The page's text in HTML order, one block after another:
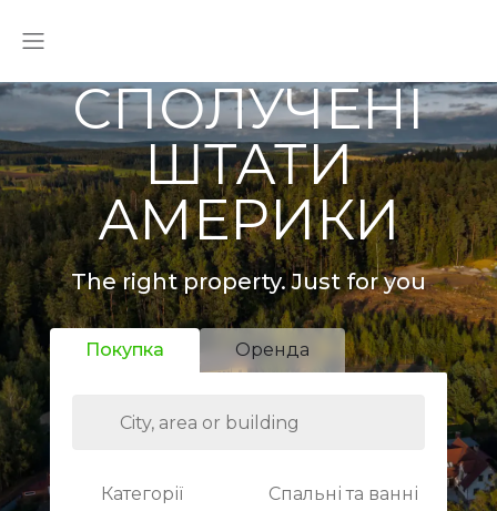
СПОЛУЧЕНІ
ШТАТИ
АМЕРИКИ
The right property. Just for you
Покупка Оренда
Категорії Спальні та ванні